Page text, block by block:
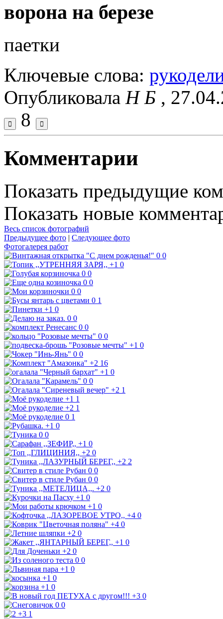
ворона на березе
паетки
Ключевые слова:
Опубликовала Н Б ,
8
Комментарии
Показать предыдущие
Показать новые
Весь список фотографий
Предыдущее фото | Следующее фото
Фотогалерея работ
0 0
+1 0
0 0
0 0
0 0
0 1
+1 0
0 0
0 0
0 0
+1 0
0 0
+2 16
+1 0
0 0
+2 1
+1 1
+2 1
0 1
+1 0
0 0
+1 0
+2 0
+2 2
0 0
0 0
+2 0
+1 0
+1 0
+4 0
+4 0
+2 0
+1 0
+2 0
0 0
+1 0
+1 0
+1 0
+3 0
0 0
+3 1